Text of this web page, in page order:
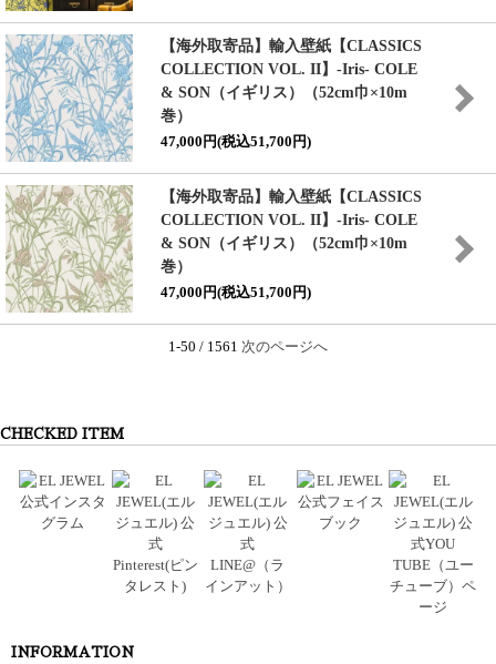
【海外取寄品】輸入壁紙【CLASSICS
COLLECTION VOL. II】 -Iris- COLE
& SON（イギリス）（52cm巾×10m
巻）
47,000円(税込51,700円)
【海外取寄品】輸入壁紙【CLASSICS
COLLECTION VOL. II】 -Iris- COLE
& SON（イギリス）（52cm巾×10m
巻）
47,000円(税込51,700円)
1-50 / 1561 次のページへ
CHECKED ITEM
INFORMATION